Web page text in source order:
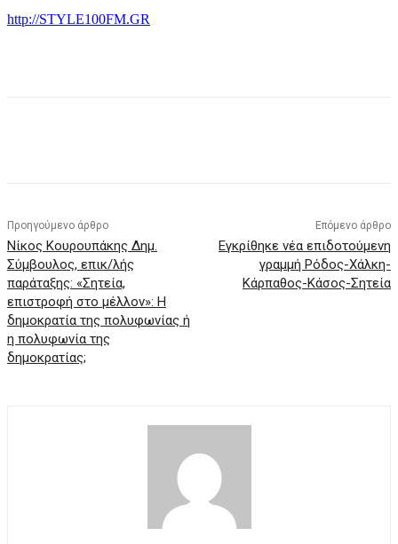
http://STYLE100FM.GR
Προηγούμενο άρθρο
Νίκος Κουρουπάκης Δημ.
Σύμβουλος, επικ/λής
παράταξης: «Σητεία,
επιστροφή στο μέλλον»: Η
δημοκρατία της πολυφωνίας ή
η πολυφωνία της
δημοκρατίας;
Επόμενο άρθρο
Εγκρίθηκε νέα επιδοτούμενη
γραμμή Ρόδος-Χάλκη-
Κάρπαθος-Κάσος-Σητεία